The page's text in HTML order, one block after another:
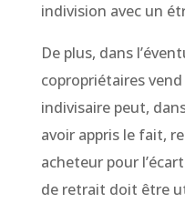
indivision avec un
De plus, dans
copropriétaires
indivisaire peut,
avoir appris le fait,
acheteur pour
de retrait doit être